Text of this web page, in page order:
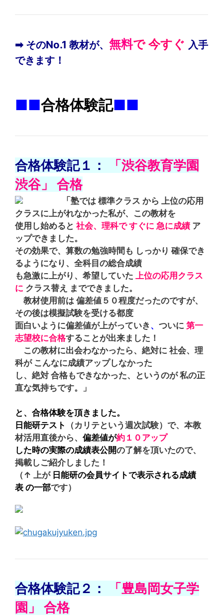
➡ そのNo.1 教材が、 無料で 今すぐ 入手
できます！
■■合格体験記■■
合格体験記１：
「渋谷教育学園
渋谷」 合格
「塾では 標準クラス から 上位の応用
クラスに上がれなかった私が、 この教材を
使用し始めると 社会、理科で すぐに 急に成績 ア
ップできました。
その効果で、 算数の勉強時間も しっかり 確保でき
るようになり、全科目の総合成績
も急激に上がり、希望していた
上位の応用クラス
に クラス替え までできました。
教材使用前は 偏差値５０程度だったのですが、
その後は模擬試験を受ける都度
面白いように偏差値が上がっていき 、 ついに 第一
志望校に合格することが出来ました！
この教材に出会わなかったら、絶対に 社会、理
科が こんなに成績アップしなかった
し、絶対 合格もできなかった、というのが 私の正
直な気持ちです。」
と、合格体験を頂きました。
日能研テスト
（カリテという週次試験）で、本教
材活用直後から、 偏差値が約１０アップ
した時の実際の成績表公開の了解を頂いたので、
掲載しご紹介しました！
（↑ 上が 日能研の会員サイトで表示される成績
表 の一部です）
合格体験記２：
「豊島岡女子学
園」 合格